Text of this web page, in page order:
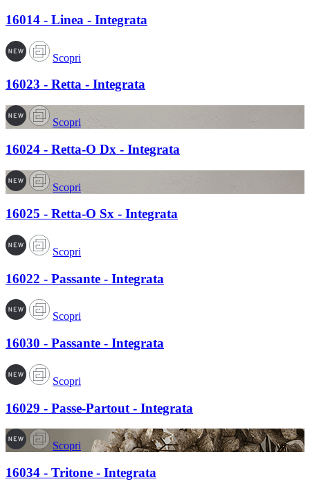
16014 - Linea - Integrata
Scopri
16023 - Retta - Integrata
Scopri
16024 - Retta-O Dx - Integrata
Scopri
16025 - Retta-O Sx - Integrata
Scopri
16022 - Passante - Integrata
Scopri
16030 - Passante - Integrata
Scopri
16029 - Passe-Partout - Integrata
Scopri
16034 - Tritone - Integrata